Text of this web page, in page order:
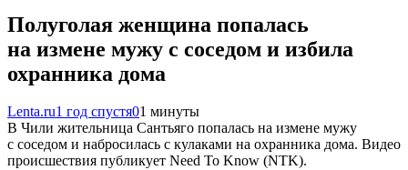
Полуголая женщина попалась
на измене мужу с соседом и избила
охранника дома
Lenta.ru1 год спустя01 минуты
В Чили жительница Сантьяго попалась на измене мужу
с соседом и набросилась с кулаками на охранника дома. Видео
происшествия публикует Need To Know (NTK).